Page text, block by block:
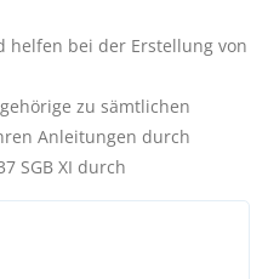
helfen bei der Erstellung von
zu sämtlichen
Anleitungen durch
SGB XI durch